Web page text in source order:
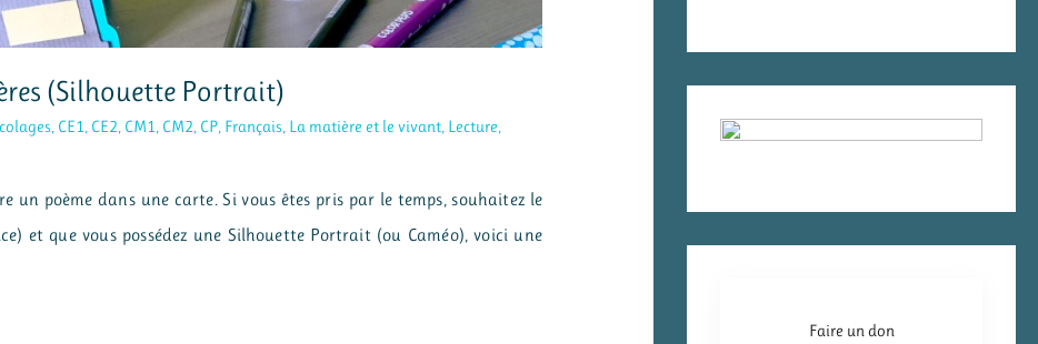
(Silhouette Portrait)
, CE1, CE2, CM1, CM2, CP, Français, La matière et le vivant, Lecture,
un poème dans une carte. Si vous êtes pris par le temps, souhaitez le
et que vous possédez une Silhouette Portrait (ou Caméo), voici une
Faire un don